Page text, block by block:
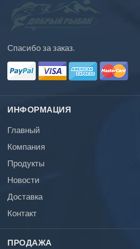
Спасибо за заказ.
ИНФОРМАЦИЯ
Главный
Компания
Продукты
Новости
Доставка
Контакт
ПРОДАЖА